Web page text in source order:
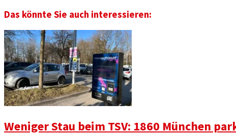
Das könnte Sie auch interessieren:
Weniger Stau beim TSV: 1860 München